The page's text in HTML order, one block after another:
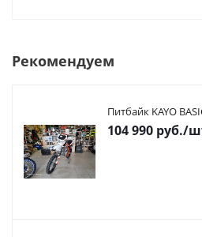
Рекомендуем
Питбайк KAYO
104 990 руб./